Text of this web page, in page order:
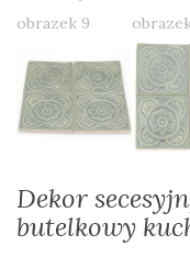
Dekor
butelkowy